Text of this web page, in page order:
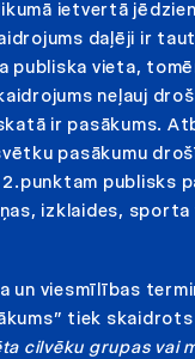
ietvertā
daļēji ir
publiska vieta,
neļauj
ir pasākums.
pasākumu
2.punktam publisks
izklaides,
un viesmīlības
tiek skaidrots
cilvēku grupas vai